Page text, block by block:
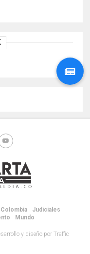
Colombia
Judiciales
Mundo
y diseño por Traffic